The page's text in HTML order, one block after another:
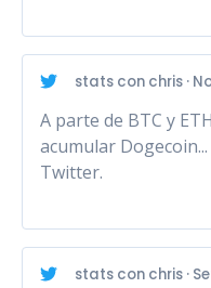
stats con chris ·
A parte de BTC y
acumular
Twitter.
stats con chris ·